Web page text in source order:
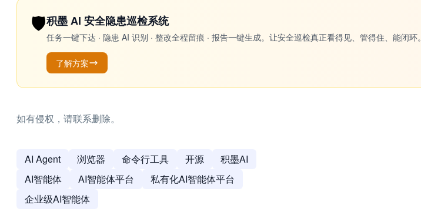
🛡️积墨 AI 安全隐患巡检系统
任务一键下达 · 隐患 AI 识别 · 整改全程留痕 · 报告一键生成。让安全巡检真正看得见、管得住、能闭环。
了解方案
如有侵权，请联系删除。
AI Agent 浏览器 命令行工具 开源
积墨AI
AI智能体
AI智能体平台
私有化AI智能体平台
企业级AI智能体